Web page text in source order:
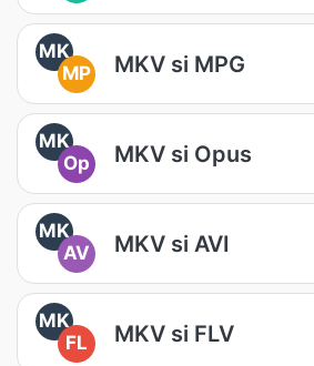
MK
MP
MKV si MPG
MK
Op
MKV si Opus
MK
AV
MKV si AVI
MK
FL
MKV si FLV